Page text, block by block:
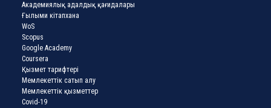
Академиялық адалдық қағидалары
Ғылыми кітапхана
WoS
Scopus
Google Academy
Coursera
Қызмет тарифтері
Мемлекеттік сатып алу
Мемлекеттік қызметтер
Covid-19